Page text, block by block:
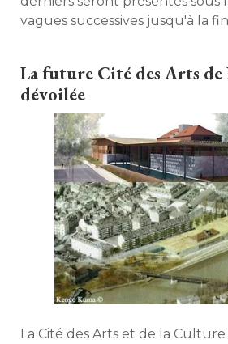
vagues successives jusqu'à la
La future Cité des Arts de
dévoilée
La Cité des Arts et de la Culture